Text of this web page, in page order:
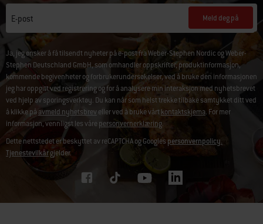
E-post Meld deg på
Ja, jeg ønsker å få tilsendt nyheter på e-post fra Weber-Stephen Nordic og Weber-
Stephen Deutschland GmbH, som omhandler oppskrifter, produktinformasjon,
kommende begivenheter og forbrukerundersøkelser, ved å bruke den informasjonen
jeg har oppgitt ved registrering og for å analysere min interaksjon med nyhetsbrevet
ved hjelp av sporingsverktøy. Du kan når som helst trekke tilbake samtykket ditt ved
å klikke påavmeld nyhetsbreveller ved å bruke vårtkontaktskjema. For mer
informasjon, vennligst les vårepersonvernerklæring.
Dette nettstedet er beskyttet av reCAPTCHA og Googlespersonvernpolicy.
Tjenestevilkårgjelder.